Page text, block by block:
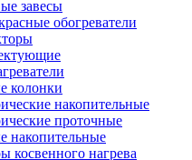
завесы
обогреватели
колонки
накопительные
проточные
накопительные
косвенного нагрева